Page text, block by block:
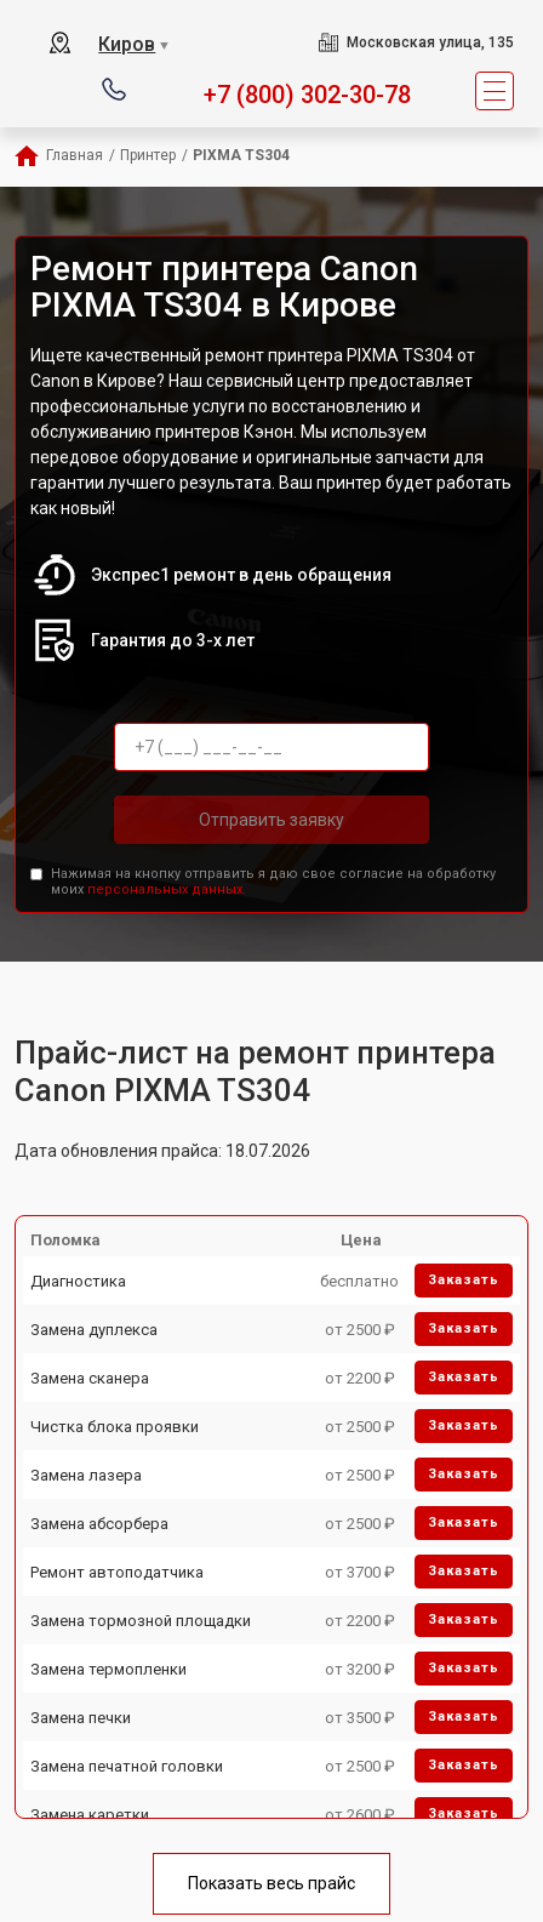
Киров ▼ Московская улица, 135
+7 (800) 302-30-78
Главная / Принтер / PIXMA TS304
Ремонт принтера Canon
PIXMA TS304 в Кирове
Ищете качественный ремонт принтера PIXMA TS304 от
Canon в Кирове? Наш сервисный центр предоставляет
профессиональные услуги по восстановлению и
обслуживанию принтеров Кэнон. Мы используем
передовое оборудование и оригинальные запчасти для
гарантии лучшего результата. Ваш принтер будет работать
как новый!
Экспрес1 ремонт в день обращения
Гарантия до 3-х лет
Отправить заявку
Нажимая на кнопку отправить я даю свое согласие на обработку
моих персональных данных.
Прайс-лист на ремонт принтера
Canon PIXMA TS304
Дата обновления прайса: 18.07.2026
Поломка Цена
Диагностика бесплатно Заказать
Замена дуплекса от 2500 ₽ Заказать
Замена сканера от 2200 ₽ Заказать
Чистка блока проявки от 2500 ₽ Заказать
Замена лазера от 2500 ₽ Заказать
Замена абсорбера от 2500 ₽ Заказать
Ремонт автоподатчика от 3700 ₽ Заказать
Замена тормозной площадки от 2200 ₽ Заказать
Замена термопленки от 3200 ₽ Заказать
Замена печки от 3500 ₽ Заказать
Замена печатной головки от 2500 ₽ Заказать
Замена каретки от 2600 ₽ Заказать
Замена блока питания от 2300 ₽
Показать весь прайс